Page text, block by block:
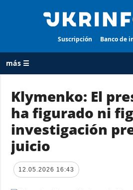
Suscripción Banco de
más ☰
TODAS LAS
CATEGORÍAS
Guerra
Reconstrucción
de Ucrania
Política
Klymenko: El
ha figurado ni
investigación
juicio
12.05.2026 16:43